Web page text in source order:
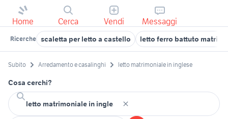
Home Cerca Vendi Messaggi
Ricerche scaletta per letto a castello letto ferro battuto
Subito Arredamento e casalinghi letto matrimoniale in inglese
Cosa cerchi?